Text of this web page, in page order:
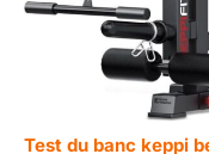
Test du banc keppi